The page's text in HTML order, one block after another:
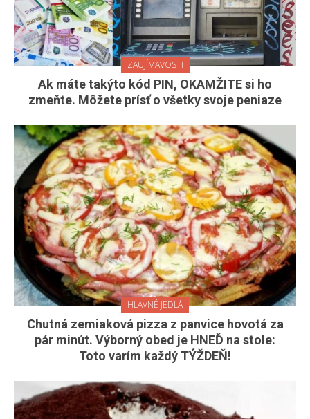
ZAUJÍMAVOSTI
Ak máte takýto kód PIN, OKAMŽITE si ho
zmeňte. Môžete prísť o všetky svoje peniaze
HLAVNÉ JEDLÁ
Chutná zemiaková pizza z panvice hovotá za
pár minút. Výborný obed je HNEĎ na stole:
Toto varím každý TÝŽDEŇ!